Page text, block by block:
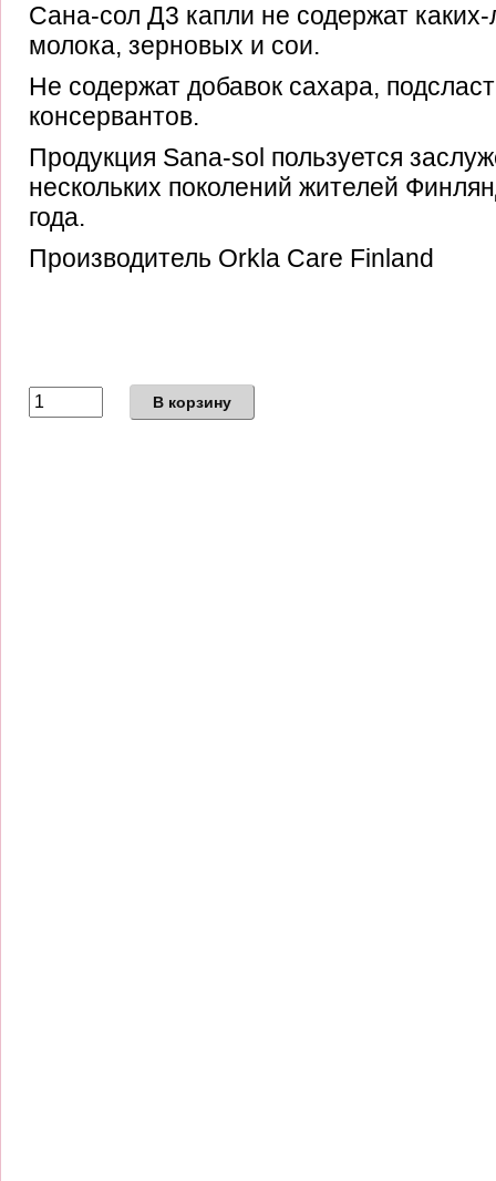
Сана-сол Д3 капли не содержат
молока, зерновых и сои.
Не содержат добавок сахара,
консервантов.
Продукция Sana-sol пользуется
нескольких поколений жителей
года.
Производитель Orkla Care Finland
В корзину